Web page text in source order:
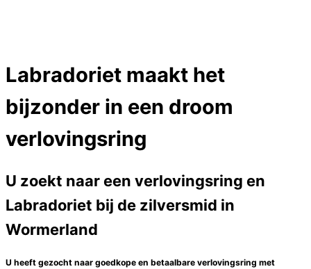
Labradoriet maakt het
bijzonder in een droom
verlovingsring
U zoekt naar een verlovingsring en
Labradoriet bij de zilversmid in
Wormerland
U heeft gezocht naar goedkope en betaalbare verlovingsring met